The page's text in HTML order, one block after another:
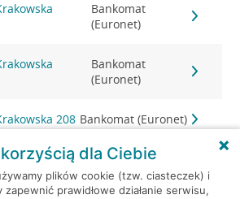
Bankomat
(Euronet)
Bankomat
(Euronet)
208 Bankomat (Euronet)
257 Bankomat (Euronet)
dla Ciebie
plików cookie (tzw. ciasteczek) i
prawidłowe działanie serwisu,